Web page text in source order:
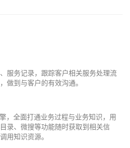
服务记录，跟踪客户相关服务处理流
做到与客户的有效沟通。
，全面打通业务过程与业务知识，用
录、微搜等功能随时获取到相关信
用知识资源。